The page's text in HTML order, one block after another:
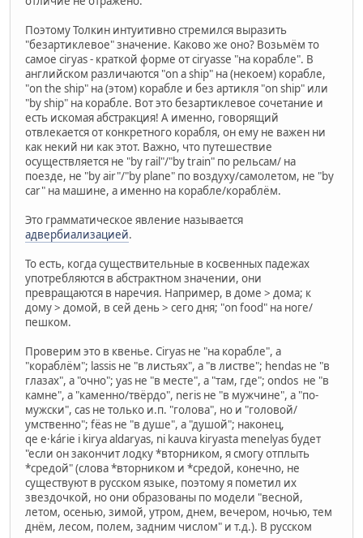
Поэтому Толкин интуитивно стремился выразить
"безартиклевое" значение. Каково же оно? Возьмём то
самое ciryas - краткой форме от ciryasse "на корабле". В
английском различаются "on a ship" на (некоем) корабле,
"on the ship" на (этом) корабле и без артикля "on ship" или
"by ship" на корабле. Вот это безартиклевое сочетание и
есть искомая абстракция! А именно, говорящий
отвлекается от конкретного корабля, он ему не важен ни
как некий ни как этот. Важно, что путешествие
осуществляется не "by rail"/"by train" по рельсам/ на
поезде, не "by air"/"by plane" по воздуху/самолетом, не "by
car" на машине, а именно на корабле/кораблём.
Это грамматическое явление называется
адвербиализацией.
То есть, когда существительные в косвенных падежах
употребляются в абстрактном значении, они
превращаются в наречия. Например, в доме > дома; к
дому > домой, в сей день > сего дня; "on food" на ноге/
пешком.
Проверим это в квенье. Ciryas не "на корабле", а
"кораблём"; lassis не "в листьях", а "в листве"; hendas не "в
глазах", а "очно"; yas не "в месте", а "там, где"; ondos не "в
камне", а "каменно/твёрдо", neris не "в мужчине", а "по-
мужски", cas не только и.п. "голова", но и "головой/
умственно"; fëas не "в душе", а "душой"; наконец,
qe e·kárie i kirya aldaryas, ni kauva kiryasta menelyas будет
"если он закончит лодку *вторником, я смогу отплыть
*средой" (слова *вторником и *средой, конечно, не
существуют в русском языке, поэтому я пометил их
звездочкой, но они образованы по модели "весной,
летом, осенью, зимой, утром, днем, вечером, ночью, тем
днём, лесом, полем, задним числом" и т.д.). В русском